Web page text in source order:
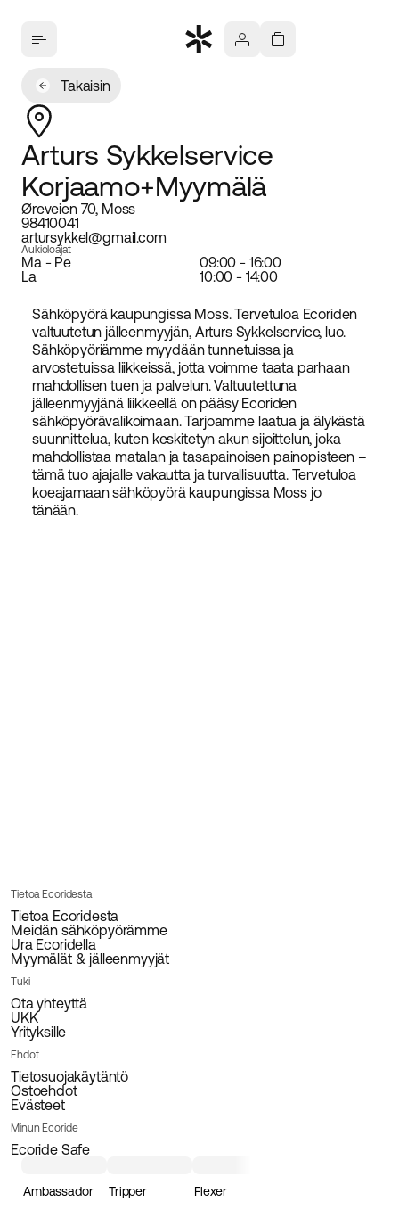
Takaisin
Arturs Sykkelservice
Korjaamo+Myymälä
Øreveien 70, Moss
98410041
artursykkel@gmail.com
Aukioloajat
Ma - Pe
09:00 - 16:00
La
10:00 - 14:00
Sähköpyörä kaupungissa Moss. Tervetuloa Ecoriden
valtuutetun jälleenmyyjän, Arturs Sykkelservice, luo.
Sähköpyöriämme myydään tunnetuissa ja
arvostetuissa liikkeissä, jotta voimme taata parhaan
mahdollisen tuen ja palvelun. Valtuutettuna
jälleenmyyjänä liikkeellä on pääsy Ecoriden
sähköpyörävalikoimaan. Tarjoamme laatua ja älykästä
suunnittelua, kuten keskitetyn akun sijoittelun, joka
mahdollistaa matalan ja tasapainoisen painopisteen –
tämä tuo ajajalle vakautta ja turvallisuutta. Tervetuloa
koeajamaan sähköpyörä kaupungissa Moss jo
tänään.
Tietoa Ecoridesta
Tietoa Ecoridesta
Meidän sähköpyörämme
Ura Ecoridella
Myymälät & jälleenmyyjät
Tuki
Ota yhteyttä
UKK
Yrityksille
Ehdot
Tietosuojakäytäntö
Ostoehdot
Evästeet
Minun Ecoride
Ecoride Safe
Ambassador Tripper Flexer